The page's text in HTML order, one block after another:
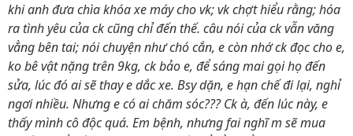
khi anh đưa chìa khóa xe máy cho vk; vk chợt hiểu rằng; hóa
ra tình yêu của ck cũng chỉ đến thế. câu nói của ck vẫn văng
vẳng bên tai; nói chuyện như chó cắn, e còn nhớ ck đọc cho e,
ko bê vật nặng trên 9kg, ck bảo e, để sáng mai gọi họ đến
sửa, lúc đó ai sẽ thay e dắc xe. Bsy dặn, e hạn chế đi lại, nghỉ
ngơi nhiều. Nhưng e có ai chăm sóc??? Ck à, đến lúc này, e
thấy mình cô độc quá. Em bệnh, nhưng fai nghĩ m sẽ mua